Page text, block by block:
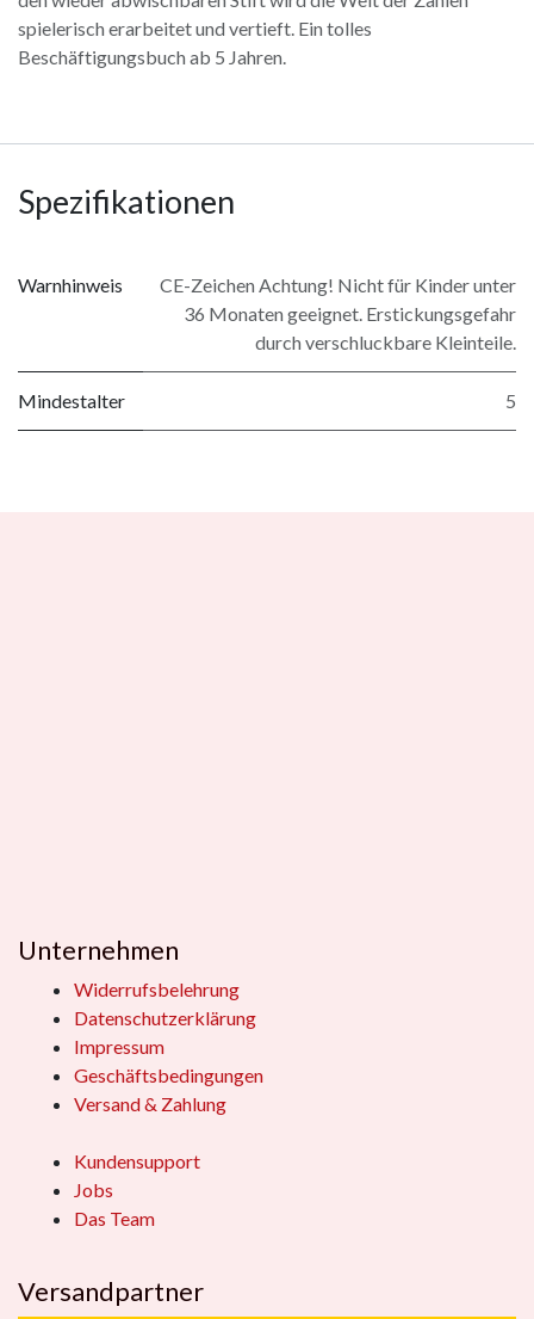
spielerisch erarbeitet und vertieft. Ein tolles
Beschäftigungsbuch ab 5 Jahren.
Spezifikationen
Warnhinweis
CE-Zeichen Achtung! Nicht für Kinder unter
36 Monaten geeignet. Erstickungsgefahr
durch verschluckbare Kleinteile.
Mindestalter 5
Unternehmen
Widerrufsbelehrung
Datenschutzerklärung
Impressum
Geschäftsbedingungen
Versand & Zahlung
Kundensupport
Jobs
Das Team
Versandpartner